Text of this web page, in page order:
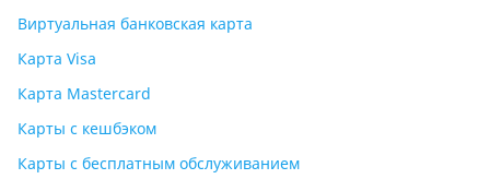
Виртуальная банковская карта
Карта Visa
Карта Mastercard
Карты с кешбэком
Карты с бесплатным обслуживанием